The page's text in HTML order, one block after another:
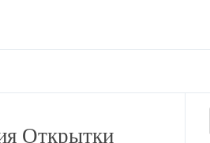
Открытки